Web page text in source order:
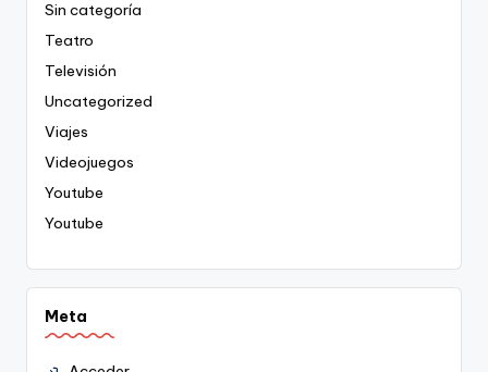
Sin categoría
Teatro
Televisión
Uncategorized
Viajes
Videojuegos
Youtube
Youtube
Meta